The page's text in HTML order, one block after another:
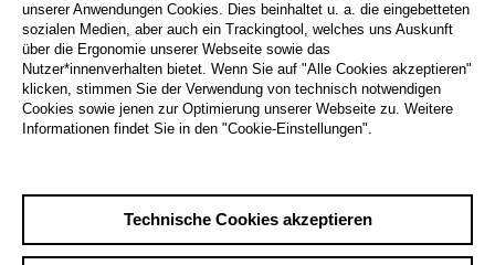
Spielplan
unserer Anwendungen Cookies. Dies beinhaltet u. a. die eingebetteten
sozialen Medien, aber auch ein Trackingtool, welches uns Auskunft
über die Ergonomie unserer Webseite sowie das
Nutzer*innenverhalten bietet. Wenn Sie auf "Alle Cookies akzeptieren"
klicken, stimmen Sie der Verwendung von technisch notwendigen
Cookies sowie jenen zur Optimierung unserer Webseite zu. Weitere
Informationen findet Sie in den "Cookie-Einstellungen".
Technische Cookies akzeptieren